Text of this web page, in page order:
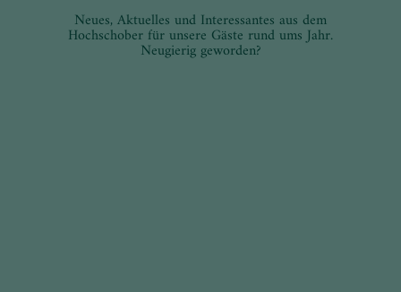
Neues, Aktuelles und Interessantes aus dem
Hochschober für unsere Gäste rund ums Jahr.
Neugierig geworden?